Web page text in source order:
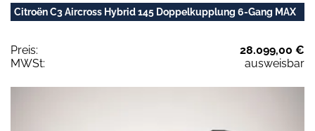
Citroën C3 Aircross Hybrid 145 Doppelkupplung 6-Gang MAX
Preis:
28.099,00 €
MWSt:
ausweisbar